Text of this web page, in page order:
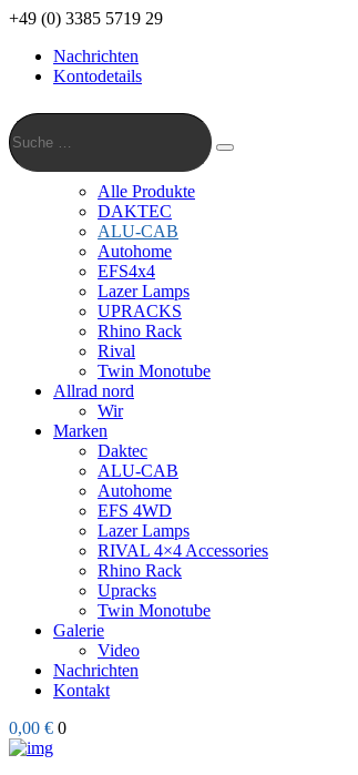
+49 (0) 3385 5719 29
Nachrichten
Kontodetails
Suche
…
Suche
Alle Produkte
DAKTEC
ALU-CAB
Autohome
EFS4x4
Lazer Lamps
UPRACKS
Rhino Rack
Rival
Twin Monotube
Allrad nord
Wir
Marken
Daktec
ALU-CAB
Autohome
EFS 4WD
Lazer Lamps
RIVAL 4×4 Accessories
Rhino Rack
Upracks
Twin Monotube
Galerie
Video
Nachrichten
Kontakt
0,00 € 0